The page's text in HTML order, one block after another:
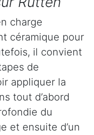
charge
céramique pour
il convient
de
appliquer la
tout d’abord
du
et ensuite d’un